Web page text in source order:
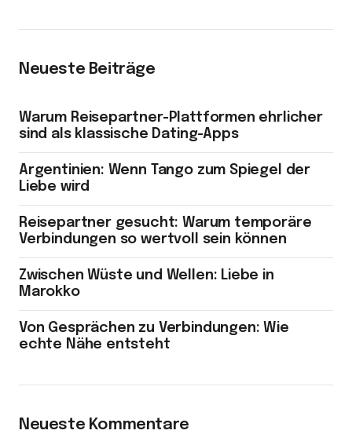
Neueste Beiträge
Warum Reisepartner-Plattformen ehrlicher
sind als klassische Dating-Apps
Argentinien: Wenn Tango zum Spiegel der
Liebe wird
Reisepartner gesucht: Warum temporäre
Verbindungen so wertvoll sein können
Zwischen Wüste und Wellen: Liebe in
Marokko
Von Gesprächen zu Verbindungen: Wie
echte Nähe entsteht
Neueste Kommentare